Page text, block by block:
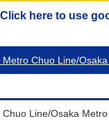
Click here to use
Chuo Line/Osaka
Chuo Line/Osaka Metro